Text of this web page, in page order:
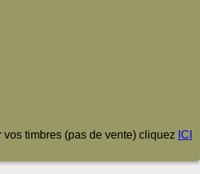
vos timbres (pas de vente) cliquez ICI